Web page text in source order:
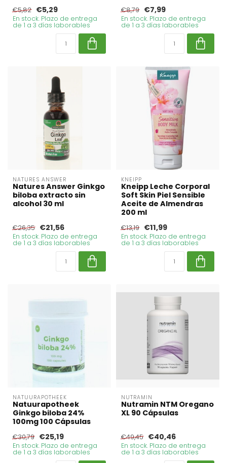
€5,82 €5,29
En stock. Plazo de entrega
de 1 a 3 días laborables
€8,79 €7,99
En stock. Plazo de entrega
de 1 a 3 días laborables
NATURES ANSWER
Natures Answer Ginkgo
biloba extracto sin
alcohol 30 ml
€26,35 €21,56
En stock. Plazo de entrega
de 1 a 3 días laborables
KNEIPP
Kneipp Leche Corporal
Soft Skin Piel Sensible
Aceite de Almendras
200 ml
€13,19 €11,99
En stock. Plazo de entrega
de 1 a 3 días laborables
NATUURAPOTHEEK
Natuurapotheek
Ginkgo biloba 24%
100mg 100 Cápsulas
€30,79 €25,19
En stock. Plazo de entrega
de 1 a 3 días laborables
NUTRAMIN
Nutramin NTM Oregano
XL 90 Cápsulas
€49,45 €40,46
En stock. Plazo de entrega
de 1 a 3 días laborables